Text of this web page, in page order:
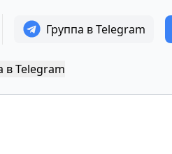
Группа в Telegram
в Telegram